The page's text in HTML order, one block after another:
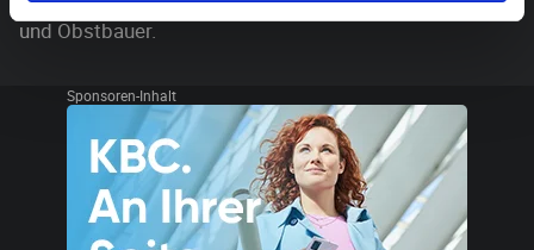
und Obstbauer.
Sponsoren-Inhalt